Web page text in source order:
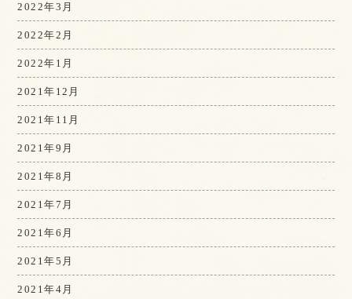
2022年3月
2022年2月
2022年1月
2021年12月
2021年11月
2021年9月
2021年8月
2021年7月
2021年6月
2021年5月
2021年4月